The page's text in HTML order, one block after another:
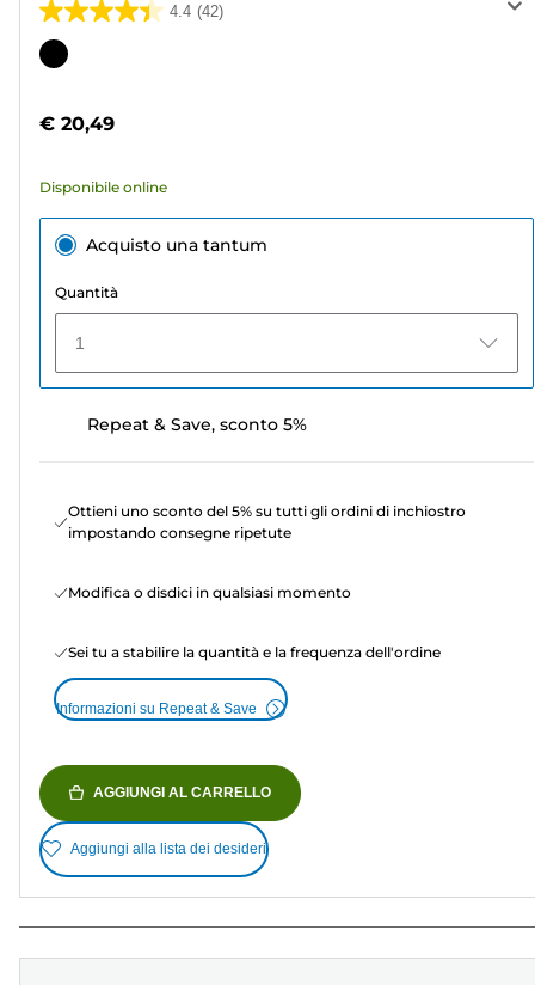
4.4 (42)
4.4
su
42
Cartuccia
colori
€ 20,49
Disponibile online
Acquisto una tantum
Quantità
1
Repeat & Save, sconto 5%
Ottieni uno sconto del 5% su tutti gli ordini di inchiostro
impostando consegne ripetute
Modifica o disdici in qualsiasi momento
Sei tu a stabilire la quantità e la frequenza dell'ordine
Informazioni su Repeat & Save
AGGIUNGI AL CARRELLO
Aggiungi alla lista dei desideri